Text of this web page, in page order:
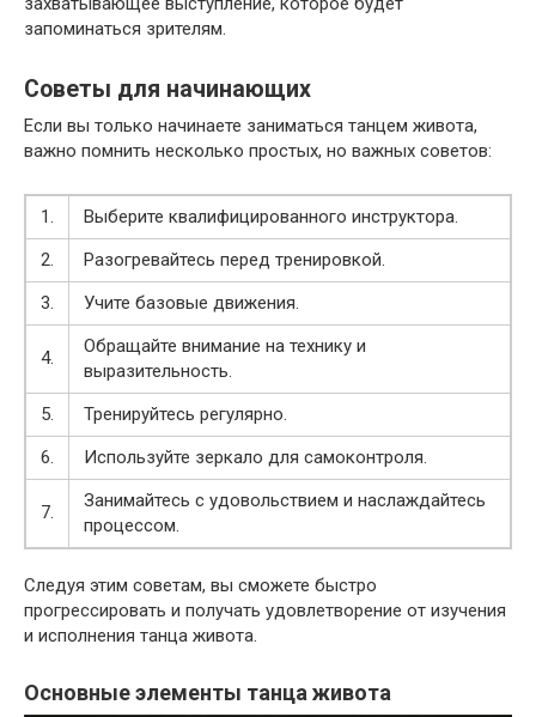
запоминаться зрителям.
Советы для начинающих
Если вы только начинаете заниматься танцем живота,
важно помнить несколько простых, но важных советов:
1.
Выберите квалифицированного инструктора.
2.
Разогревайтесь перед тренировкой.
3.
Учите базовые движения.
4.
Обращайте внимание на технику и
выразительность.
5.
Тренируйтесь регулярно.
6.
Используйте зеркало для самоконтроля.
7.
Занимайтесь с удовольствием и наслаждайтесь
процессом.
Следуя этим советам, вы сможете быстро
прогрессировать и получать удовлетворение от изучения
и исполнения танца живота.
Основные элементы танца живота